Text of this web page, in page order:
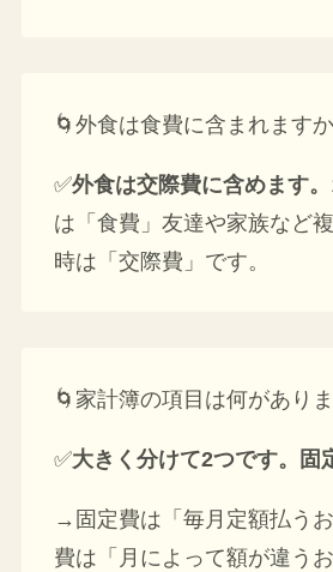
🌀外食は食費に含まれます
✅外食は交際費に含めます。
は「食費」友達や家族など
時は「交際費」です。
🌀家計簿の項目は何があり
✅大きく分けて2つです。固
→固定費は「毎月定額払
費は「月によって額が違うお